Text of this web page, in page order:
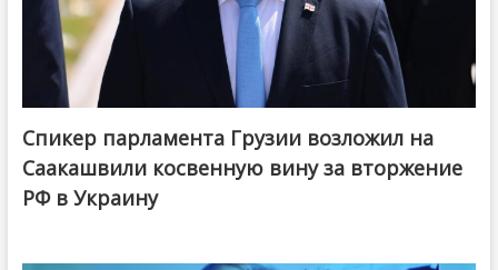
Спикер парламента Грузии возложил на
Саакашвили косвенную вину за вторжение
РФ в Украину